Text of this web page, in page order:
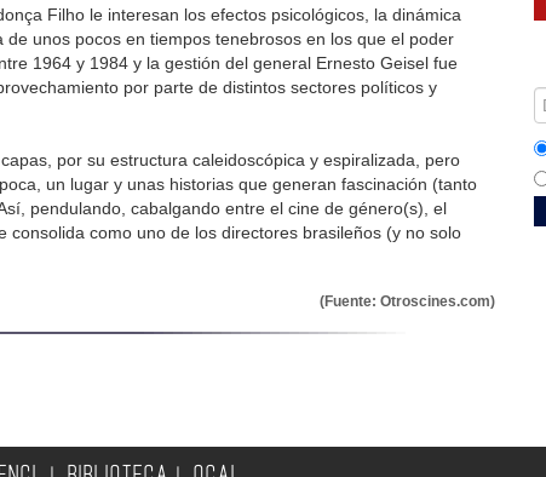
Filho le interesan los efectos psicológicos, la dinámica
unos pocos en tiempos tenebrosos en los que el poder
1964 y 1984 y la gestión del general Ernesto Geisel fue
por parte de distintos sectores políticos y
por su estructura caleidoscópica y espiralizada, pero
un lugar y unas historias que generan fascinación (tanto
pendulando, cabalgando entre el cine de género(s), el
como uno de los directores brasileños (y no solo
(Fuente: Otroscines.com)